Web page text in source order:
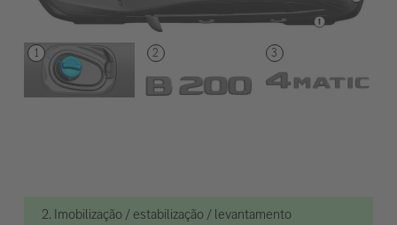
2. Imobilização / estabilização / levantamento